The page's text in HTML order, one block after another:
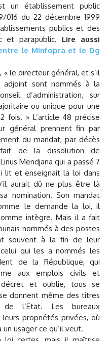
un établissement public
du 22 décembre 1999
publics et des
et parapublic. Lire aussi
le Minfopra et le Dg
« le directeur général, et s’il
sont nommés à la
d’administration, sur
ou unique pour une
fois. » L’article 48 précise
général prennent fin par
du mandat, par décès
de la dissolution de
Mendjana qui a passé 7
lit et enseignait la loi dans
aurait dû ne plus être là
nomination. Son mandat
le demande la loi, il
intègre. Mais il a fait
nommés à des postes
souvent à la fin de leur
qui les a nommés les
de la République, qui
aux emplois civils et
et oublie, tous se
donnent même des titres
l’Etat. Les bureaux
propriétés privées, où
usager ce qu’il veut.